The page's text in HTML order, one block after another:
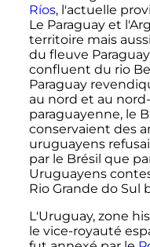
Ríos, l'actuelle
Le Paraguay et
territoire mais
du fleuve
confluent du rio
Paraguay
au nord et au
paraguayenne, le
conservaient des
uruguayens
par le Brésil que
Uruguayens
Rio Grande do Sul
L'Uruguay, zone
le vice-royauté